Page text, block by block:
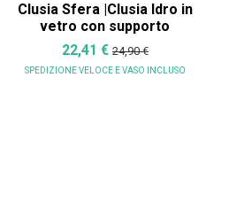
Clusia Sfera |Clusia Idro in
vetro con supporto
22,41 € 24,90 €
SPEDIZIONE VELOCE E VASO INCLUSO